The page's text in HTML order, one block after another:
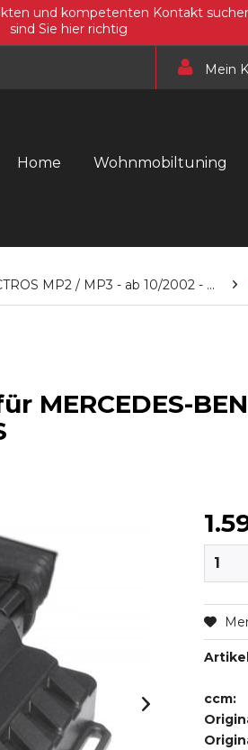
und kompetenten Kontakt
sind Sie hier richtig
Mein
Home Wohnmobiltuning
MP2 / MP3 - ab 10/2002 - ...
ccm: